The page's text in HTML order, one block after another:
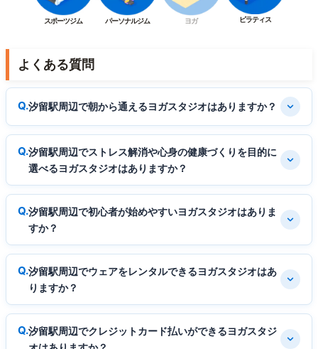
スポーツジム パーソナルジム ヨガ ピラティス
よくある質問
汐留駅周辺で朝から通えるヨガスタジオはありますか？
汐留駅周辺でストレス解消や心身の健康づくりを目的に
選べるヨガスタジオはありますか？
汐留駅周辺で初心者が始めやすいヨガスタジオはありま
すか？
汐留駅周辺でウェアをレンタルできるヨガスタジオはあ
りますか？
汐留駅周辺でクレジットカード払いができるヨガスタジ